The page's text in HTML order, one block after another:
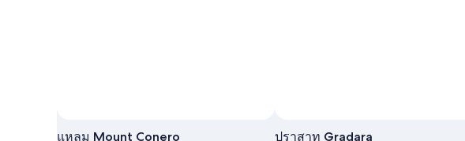
สาธารณะ
แหลม Mount Conero ปราสาท Gradara